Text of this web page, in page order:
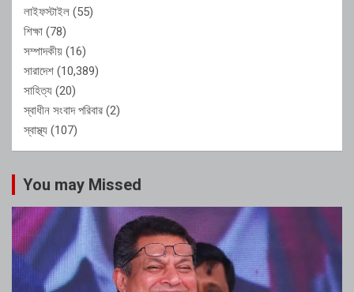
লাইফস্টাইল (55)
শিক্ষা (78)
সম্পাদকীয় (16)
সারাদেশ (10,389)
সাহিত্য (20)
স্বাধীন সংবাদ পরিবার (2)
স্বাস্থ্য (107)
You may Missed